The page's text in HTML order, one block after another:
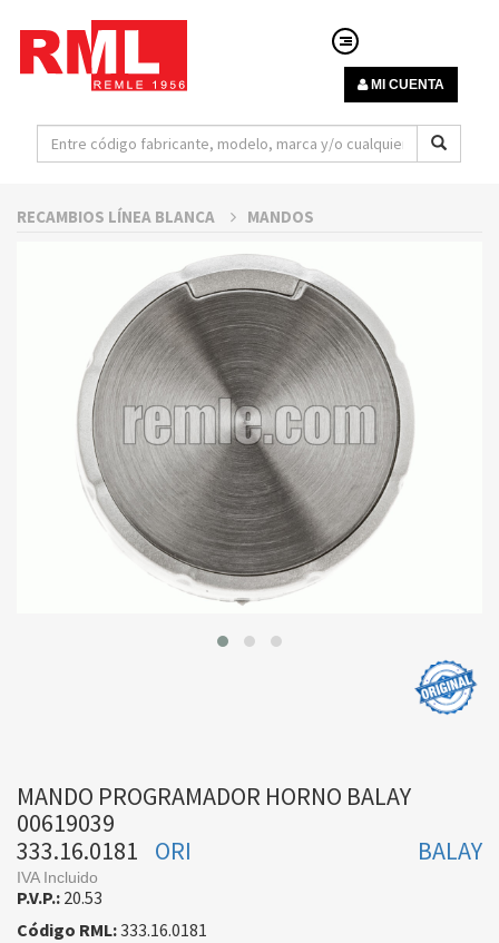
MI CUENTA
RECAMBIOS LÍNEA BLANCA MANDOS
MANDO PROGRAMADOR HORNO BALAY
00619039
333.16.0181
BALAY
ORI
IVA Incluido
P.V.P.: 20.53
Código RML:333.16.0181